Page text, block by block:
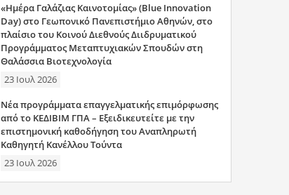
«Ημέρα Γαλάζιας Καινοτομίας» (Blue Innovation
Day) στο Γεωπονικό Πανεπιστήμιο Αθηνών, στο
πλαίσιο του Κοινού Διεθνούς Διιδρυματικού
Προγράμματος Μεταπτυχιακών Σπουδών στη
Θαλάσσια Βιοτεχνολογία
23 Ιουλ 2026
Νέα προγράμματα επαγγελματικής επιμόρφωσης
από το ΚΕΔΙΒΙΜ ΓΠΑ – Εξειδικευτείτε με την
επιστημονική καθοδήγηση του Αναπληρωτή
Καθηγητή Κανέλλου Τούντα
23 Ιουλ 2026